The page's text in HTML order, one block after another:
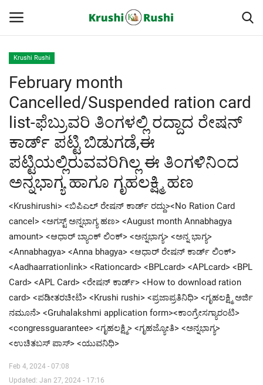
Home
Finance
Contact
ರೈತರ ಯಶೋಗಾಥೆಗಳು
ಮುಂದಿನ 5 ದಿನಗಳ ಮಳೆ ಮಾಹಿತಿ
Contact Us
Krushi Rushi
February month
Cancelled/Suspended ration card
list-ಫೆಬ್ರುವರಿ ತಿಂಗಳಲ್ಲಿ ರದ್ದಾದ ರೇಷನ್
ಕಾರ್ಡ್ ಪಟ್ಟಿ ಬಿಡುಗಡೆ,ಈ
ಪಟ್ಟಿಯಲ್ಲಿರುವವರಿಗಿಲ್ಲ ಈ ತಿಂಗಳಿನಿಂದ
ಅನ್ನಭಾಗ್ಯ ಹಾಗೂ ಗೃಹಲಕ್ಷ್ಮಿ ಹಣ
<Krushirushi> <ಬಿಪಿಎಲ್ ರೇಷನ್ ಕಾರ್ಡ್ ರದ್ದು><No Ration Card
cancel> <ಅಗಸ್ಟ್ ಅನ್ನಭಾಗ್ಯ ಹಣ> <August month Annabhagya
amount> <ಆಧಾರ್ ಬ್ಯಾಂಕ್ ಲಿಂಕ್> <ಅನ್ನಭಾಗ್ಯ> <ಅನ್ನ ಭಾಗ್ಯ>
<Annabhagya> <Anna bhagya> <ಆಧಾರ್ ರೇಷನ್ ಕಾರ್ಡ್ ಲಿಂಕ್>
<Aadhaarrationlink> <Rationcard> <BPLcard> <APLcard> <BPL
Card> <APL Card> <ರೇಷನ್ ಕಾರ್ಡ್> <How to download ration
card> <ಪಡೀತರಚೀಟಿ> <Krushi rushi> <ಪ್ರಜಾಪ್ರತಿನಿಧಿ> <ಗೃಹಲಕ್ಷ್ಮಿ ಅರ್ಜಿ
ನಮೂನೆ> <Gruhalakshmi application form><ಕಾಂಗ್ರೇಸಗ್ಯಾರಂಟಿ>
<congressguarantee> <ಗೃಹಲಕ್ಷ್ಮಿ> <ಗೃಹಜ್ಯೋತಿ> <ಅನ್ನಭಾಗ್ಯ>
<ಉಚಿತಬಸ್ ಪಾಸ್> <ಯುವನಿಧಿ>
Feb 4, 2024 - 07:08
Updated: Jan 27, 2024 - 17:16